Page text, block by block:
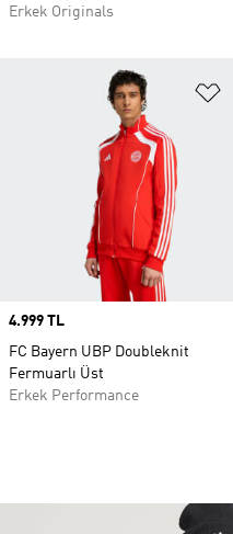
Erkek Originals
Price
4.999 TL
FC Bayern UBP Doubleknit
Fermuarlı Üst
Erkek Performance